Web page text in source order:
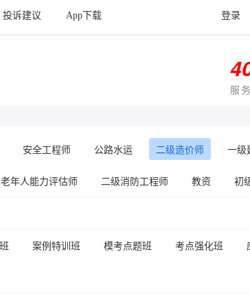
投诉建议 App下载 登录
服
安全工程师 公路水运 二级造价师 一级
老年人能力评估师 二级消防工程师 教资 初
案例特训班 模考点题班 考点强化班